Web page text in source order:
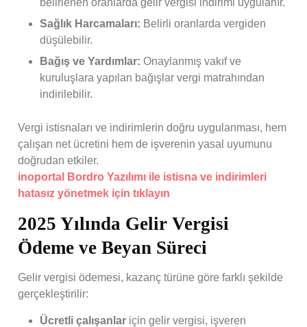
belirlenen oranlarda gelir vergisi indirimi uygulanır.
Sağlık Harcamaları: Belirli oranlarda vergiden
düşülebilir.
Bağış ve Yardımlar: Onaylanmış vakıf ve
kuruluşlara yapılan bağışlar vergi matrahından
indirilebilir.
Vergi istisnaları ve indirimlerin doğru uygulanması, hem
çalışan net ücretini hem de işverenin yasal uyumunu
doğrudan etkiler.
inoportal Bordro Yazılımı ile istisna ve indirimleri
hatasız yönetmek için tıklayın
2025 Yılında Gelir Vergisi
Ödeme ve Beyan Süreci
Gelir vergisi ödemesi, kazanç türüne göre farklı şekilde
gerçekleştirilir:
Ücretli çalışanlar için gelir vergisi, işveren